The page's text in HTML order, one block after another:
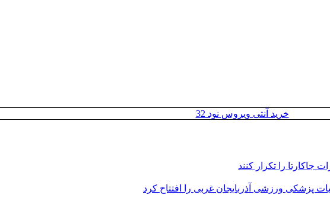
خرید آنتی ویروس نود 32
را تکرار کنند
پزشکی ورزشی آذربایجان غربی را افتتاح کرد